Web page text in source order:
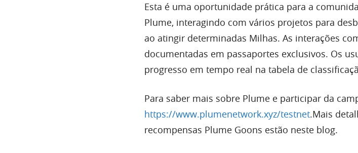
Esta é uma oportunidade prática para a
Plume, interagindo com vários projetos para
ao atingir determinadas Milhas. As interações
documentadas em passaportes exclusivos. Os
progresso em tempo real na tabela de
Para saber mais sobre Plume e participar da
https://www.plumenetwork.xyz/testnet.Mais
recompensas Plume Goons estão neste blog.